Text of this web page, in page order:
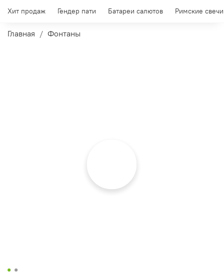
Хит продаж Гендер пати Батареи салютов Римские свечи
Главная Фонтаны